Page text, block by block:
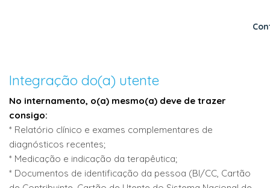
Integração do(a) utente
No internamento, o(a) mesmo(a) deve de trazer
consigo:
* Relatório clínico e exames complementares de
diagnósticos recentes;
* Medicação e indicação da terapêutica;
* Documentos de identificação da pessoa (BI/CC, Cartão